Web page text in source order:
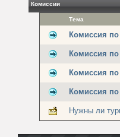
Комиссии
Тема
Комиссия
Комиссия
Комиссия
Комиссия
Нужны ли